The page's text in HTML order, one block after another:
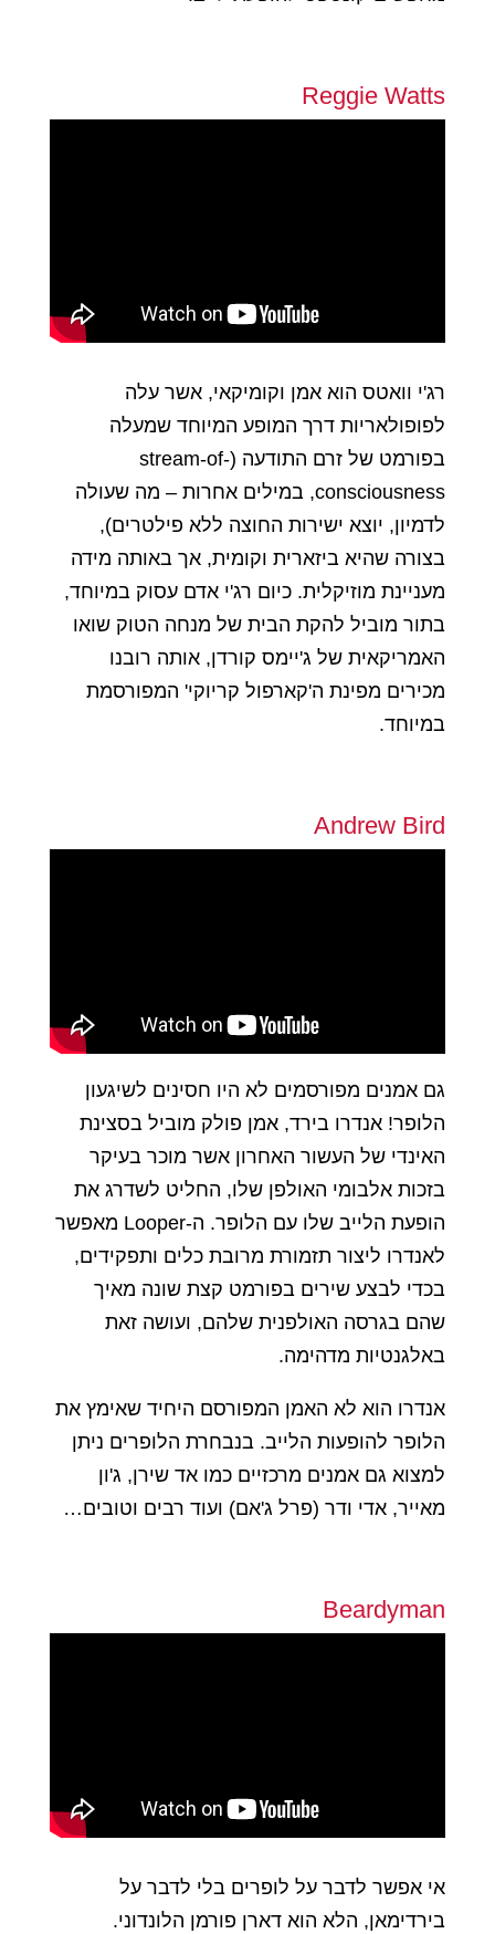
Reggie Watts
רג'י וואטס הוא אמן וקומיקאי, אשר עלה
לפופולאריות דרך המופע המיוחד שמעלה
בפורמט של זרם התודעה (stream-of-
consciousness, במילים אחרות – מה שעולה
לדמיון, יוצא ישירות החוצה ללא פילטרים),
בצורה שהיא ביזארית וקומית, אך באותה מידה
מעניינת מוזיקלית. כיום רג'י אדם עסוק במיוחד,
בתור מוביל להקת הבית של מנחה הטוק שואו
האמריקאית של ג'יימס קורדן, אותה רובנו
מכירים מפינת ה'קארפול קריוקי' המפורסמת
במיוחד.
Andrew Bird
גם אמנים מפורסמים לא היו חסינים לשיגעון
הלופר! אנדרו בירד, אמן פולק מוביל בסצינת
האינדי של העשור האחרון אשר מוכר בעיקר
בזכות אלבומי האולפן שלו, החליט לשדרג את
הופעת הלייב שלו עם הלופר. ה-Looper מאפשר
לאנדרו ליצור תזמורת מרובת כלים ותפקידים,
בכדי לבצע שירים בפורמט קצת שונה מאיך
שהם בגרסה האולפנית שלהם, ועושה זאת
באלגנטיות מדהימה.
אנדרו הוא לא האמן המפורסם היחיד שאימץ את
הלופר להופעות הלייב. בנבחרת הלופרים ניתן
למצוא גם אמנים מרכזיים כמו אד שירן, ג'ון
מאייר, אדי ודר (פרל ג'אם) ועוד רבים וטובים…
Beardyman
אי אפשר לדבר על לופרים בלי לדבר על
בירדימאן, הלא הוא דארן פורמן הלונדוני.